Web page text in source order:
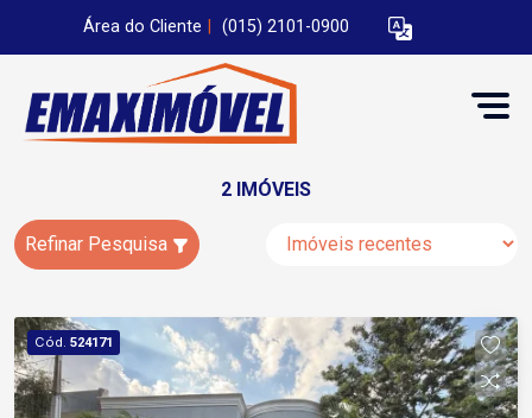
Área do Cliente (015) 2101-0900
2 IMÓVEIS
Refinar Pesquisa
Cód. 524171